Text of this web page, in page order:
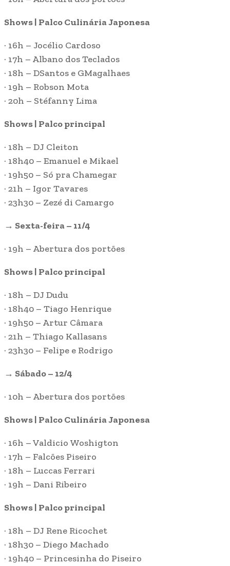
Shows | Palco Culinária Japonesa
· 16h – Jocélio Cardoso
· 17h – Albano dos Teclados
· 18h – DSantos e GMagalhaes
· 19h – Robson Mota
· 20h – Stéfanny Lima
Shows | Palco principal
· 18h – DJ Cleiton
· 18h40 – Emanuel e Mikael
· 19h50 – Só pra Chamegar
· 21h – Igor Tavares
· 23h30 – Zezé di Camargo
→ Sexta-feira – 11/4
· 19h – Abertura dos portões
Shows | Palco principal
· 18h – DJ Dudu
· 18h40 – Tiago Henrique
· 19h50 – Artur Câmara
· 21h – Thiago Kallasans
· 23h30 – Felipe e Rodrigo
→ Sábado – 12/4
· 10h – Abertura dos portões
Shows | Palco Culinária Japonesa
· 16h – Valdicio Woshigton
· 17h – Falcões Piseiro
· 18h – Luccas Ferrari
· 19h – Dani Ribeiro
Shows | Palco principal
· 18h – DJ Rene Ricochet
· 18h30 – Diego Machado
· 19h40 – Princesinha do Piseiro